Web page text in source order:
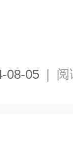
08-05 | 阅